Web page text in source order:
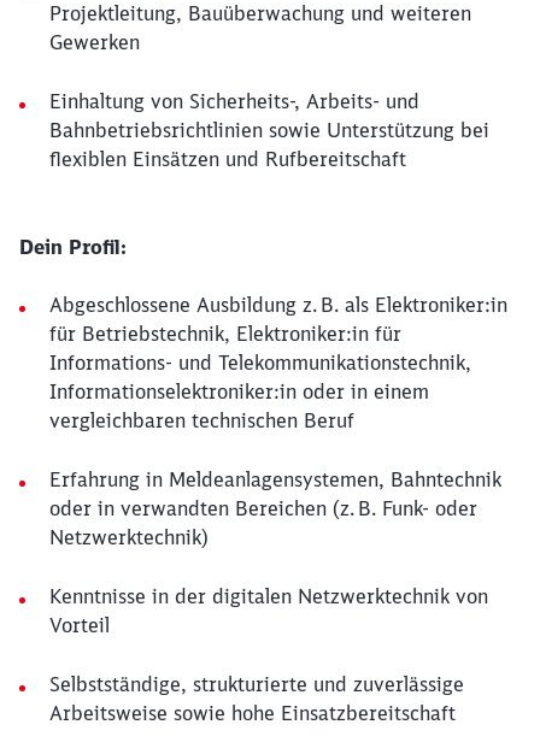
Projektleitung, Bauüberwachung und weiteren
Gewerken
Einhaltung von Sicherheits-, Arbeits- und
Bahnbetriebsrichtlinien sowie Unterstützung bei
flexiblen Einsätzen und Rufbereitschaft
Dein Profil:
Abgeschlossene Ausbildung z. B. als Elektroniker:in
für Betriebstechnik, Elektroniker:in für
Informations- und Telekommunikationstechnik,
Informationselektroniker:in oder in einem
vergleichbaren technischen Beruf
Erfahrung in Meldeanlagensystemen, Bahntechnik
oder in verwandten Bereichen (z. B. Funk- oder
Netzwerktechnik)
Kenntnisse in der digitalen Netzwerktechnik von
Vorteil
Selbstständige, strukturierte und zuverlässige
Arbeitsweise sowie hohe Einsatzbereitschaft